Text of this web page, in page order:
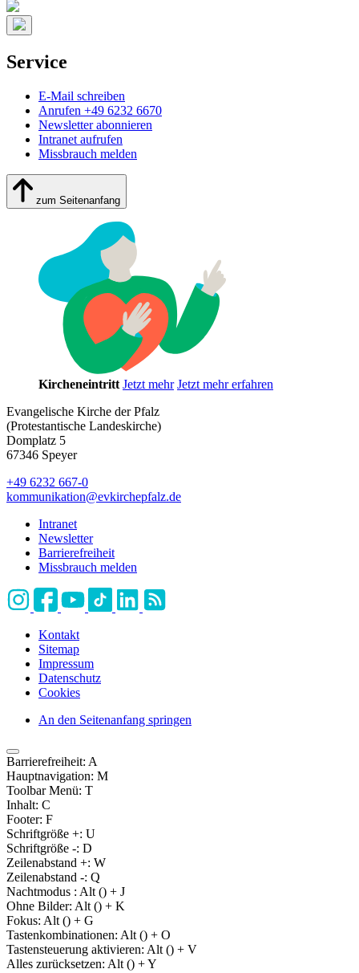
Service
E-Mail schreiben
Anrufen +49 6232 6670
Newsletter abonnieren
Intranet aufrufen
Missbrauch melden
zum Seitenanfang
Kircheneintritt Jetzt mehr Jetzt mehr erfahren
Evangelische Kirche der Pfalz
(Protestantische Landeskirche)
Domplatz 5
67346 Speyer
+49 6232 667-0
kommunikation@evkirchepfalz.de
Intranet
Newsletter
Barrierefreiheit
Missbrauch melden
Kontakt
Sitemap
Impressum
Datenschutz
Cookies
An den Seitenanfang springen
Barrierefreiheit: A
Hauptnavigation: M
Toolbar Menü: T
Inhalt: C
Footer: F
Schriftgröße +: U
Schriftgröße -: D
Zeilenabstand +: W
Zeilenabstand -: Q
Nachtmodus : Alt () + J
Ohne Bilder: Alt () + K
Fokus: Alt () + G
Tastenkombinationen: Alt () + O
Tastensteuerung aktivieren: Alt () + V
Alles zurücksetzen: Alt () + Y